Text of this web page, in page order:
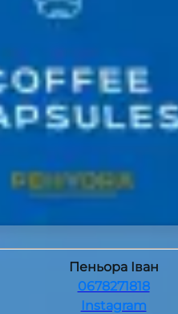
Пеньора Іван
0678271818
Instagram